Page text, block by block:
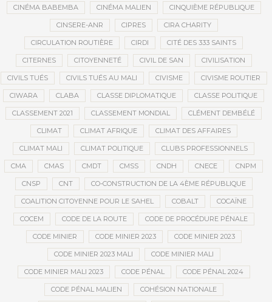
CINÉMA BABEMBA CINÉMA MALIEN CINQUIÈME RÉPUBLIQUE
CINSERE-ANR CIPRES CIRA CHARITY
CIRCULATION ROUTIÈRE CIRDI CITÉ DES 333 SAINTS
CITERNES CITOYENNETÉ CIVIL DE SAN CIVILISATION
CIVILS TUÉS CIVILS TUÉS AU MALI CIVISME CIVISME ROUTIER
CIWARA CLABA CLASSE DIPLOMATIQUE CLASSE POLITIQUE
CLASSEMENT 2021 CLASSEMENT MONDIAL CLÉMENT DEMBÉLÉ
CLIMAT CLIMAT AFRIQUE CLIMAT DES AFFAIRES
CLIMAT MALI CLIMAT POLITIQUE CLUBS PROFESSIONNELS
CMA CMAS CMDT CMSS CNDH CNECE CNPM
CNSP CNT CO-CONSTRUCTION DE LA 4ÈME RÉPUBLIQUE
COALITION CITOYENNE POUR LE SAHEL COBALT COCAÏNE
COCEM CODE DE LA ROUTE CODE DE PROCÉDURE PÉNALE
CODE MINIER CODE MINIER 2023 CODE MINIER 2023
CODE MINIER 2023 MALI CODE MINIER MALI
CODE MINIER MALI 2023 CODE PÉNAL CODE PÉNAL 2024
CODE PÉNAL MALIEN COHÉSION NATIONALE